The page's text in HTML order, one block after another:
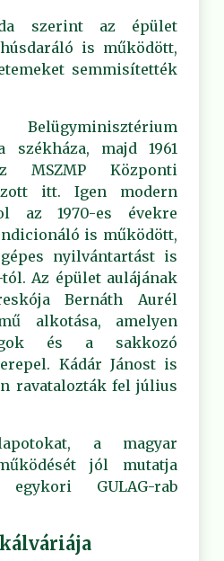
szerint az épület
is működött,
semmisítették
székháza, majd 1961
MSZMP Központi
itt. Igen modern
az 1970-es évekre
is működött,
nyilvántartást is
Az épület aulájának
Bernáth Aurél
alkotása, amelyen
és a sakkozó
Kádár Jánost is
ravatalozták fel július
a magyar
jól mutatja
GULAG-rab